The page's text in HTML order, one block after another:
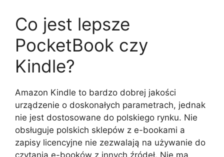
Co jest lepsze
PocketBook czy
Kindle?
Amazon Kindle to bardzo dobrej jakości
urządzenie o doskonałych parametrach, jednak
nie jest dostosowane do polskiego rynku. Nie
obsługuje polskich sklepów z e-bookami a
zapisy licencyjne nie zezwalają na używanie do
czytania e-booków z innych źródeł. Nie ma